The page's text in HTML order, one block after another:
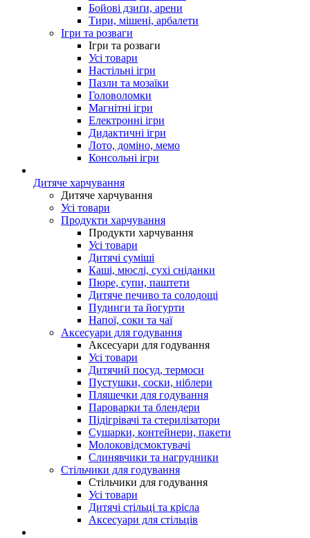
Бойові дзиґи, арени
Тири, мішені, арбалети
Ігри та розваги
Ігри та розваги
Усі товари
Настільні ігри
Пазли та мозаїки
Головоломки
Магнітні ігри
Електронні ігри
Дидактичні ігри
Лото, доміно, мемо
Консольні ігри
Дитяче харчування
Дитяче харчування
Усі товари
Продукти харчування
Продукти харчування
Усі товари
Дитячі суміші
Каші, мюслі, сухі сніданки
Пюре, супи, паштети
Дитяче печиво та солодощі
Пудинги та йогурти
Напої, соки та чаї
Аксесуари для годування
Аксесуари для годування
Усі товари
Дитячий посуд, термоси
Пустушки, соски, ніблери
Пляшечки для годування
Пароварки та блендери
Підігрівачі та стерилізатори
Сушарки, контейнери, пакети
Молоковідсмоктувачі
Слинявчики та нагрудники
Стільчики для годування
Стільчики для годування
Усі товари
Дитячі стільці та крісла
Аксесуари для стільців